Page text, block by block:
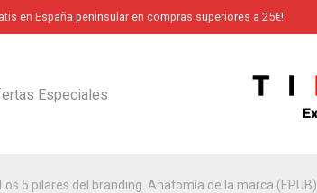
en España peninsular en compras superiores a 25€!
Especiales
Los 5 pilares del branding. Anatomía de la marca (EPUB)